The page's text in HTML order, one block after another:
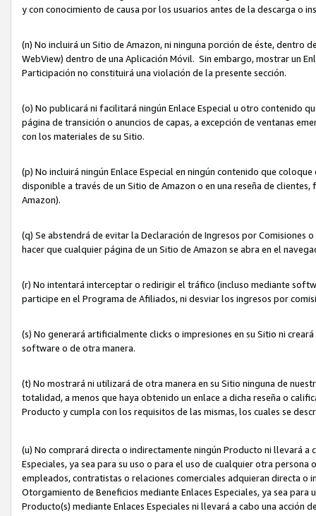
y con conocimiento de causa por los usuarios antes de la descarga
(n) No incluirá un Sitio de Amazon, ni ninguna porción de éste,
WebView) dentro de una Aplicación Móvil. Sin embargo, mostrar un
Participación no constituirá una violación de la presente sección.
(o) No publicará ni facilitará ningún Enlace Especial u otro contenido
página de transición o anuncios de capas, a excepción de ventanas
con los materiales de su Sitio.
(p) No incluirá ningún Enlace Especial en ningún contenido que
disponible a través de un Sitio de Amazon o en una reseña de
Amazon).
(q) Se abstendrá de evitar la Declaración de Ingresos por
hacer que cualquier página de un Sitio de Amazon se abra en el
(r) No intentará interceptar o redirigir el tráfico (incluso mediante
participe en el Programa de Afiliados, ni desviar los ingresos por
(s) No generará artificialmente clicks o impresiones en su Sitio ni
software o de otra manera.
(t) No mostrará ni utilizará de otra manera en su Sitio ninguna de
totalidad, a menos que haya obtenido un enlace a dicha reseña o
Producto y cumpla con los requisitos de las mismas, los cuales se
(u) No comprará directa o indirectamente ningún Producto ni llevará a
Especiales, ya sea para su uso o para el uso de cualquier otra
empleados, contratistas o relaciones comerciales adquieran directa o
Otorgamiento de Beneficios mediante Enlaces Especiales, ya sea
Producto(s) mediante Enlaces Especiales ni llevará a cabo una